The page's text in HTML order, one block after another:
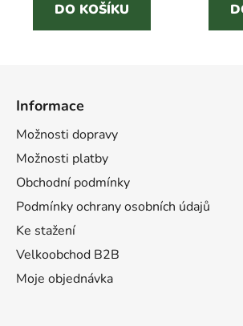
DO KOŠÍKU
Informace
Možnosti dopravy
Možnosti platby
Obchodní podmínky
Podmínky ochrany osobních údajů
Ke stažení
Velkoobchod B2B
Moje objednávka